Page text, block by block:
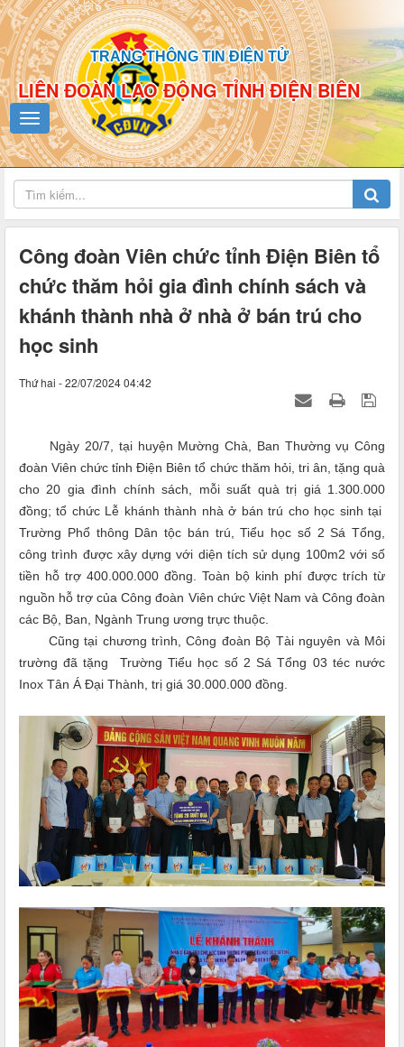
TRANG THÔNG TIN ĐIỆN TỬ
LIÊN ĐOÀN LAO ĐỘNG TỈNH ĐIỆN BIÊN
Công đoàn Viên chức tỉnh Điện Biên tổ
chức thăm hỏi gia đình chính sách và
khánh thành nhà ở nhà ở bán trú cho
học sinh
Thứ hai - 22/07/2024 04:42
Ngày 20/7, tại huyện Mường Chà, Ban Thường vụ Công
đoàn Viên chức tỉnh Điện Biên tổ chức thăm hỏi, tri ân, tặng quà
cho 20 gia đình chính sách, mỗi suất quà trị giá 1.300.000
đồng; tổ chức Lễ khánh thành nhà ở bán trú cho học sinh tại
Trường Phổ thông Dân tộc bán trú, Tiểu học số 2 Sá Tổng,
công trình được xây dựng với diện tích sử dụng 100m2 với số
tiền hỗ trợ 400.000.000 đồng. Toàn bộ kinh phí được trích từ
nguồn hỗ trợ của Công đoàn Viên chức Việt Nam và Công đoàn
các Bộ, Ban, Ngành Trung ương trực thuộc.
Cũng tại chương trình, Công đoàn Bộ Tài nguyên và Môi
trường đã tặng Trường Tiểu học số 2 Sá Tổng 03 téc nước
Inox Tân Á Đại Thành, trị giá 30.000.000 đồng.